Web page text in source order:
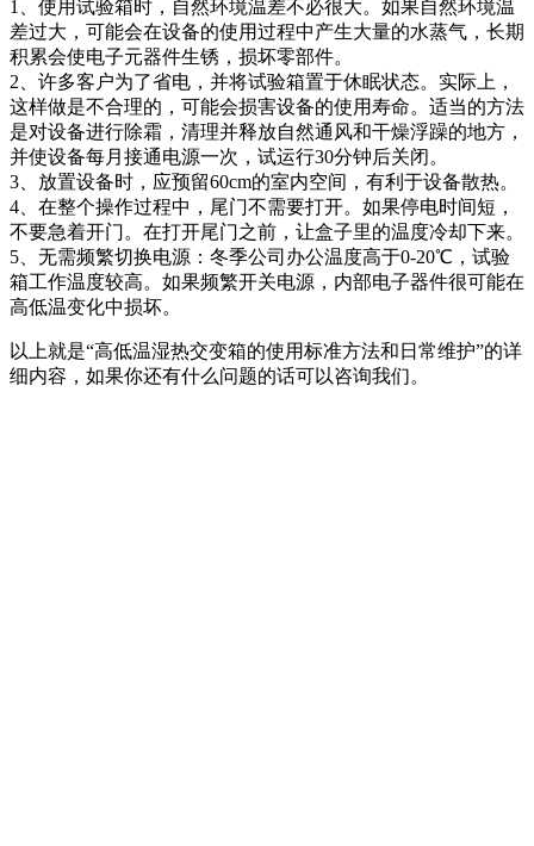
1、使用试验箱时，自然环境温差不必很大。如果自然环境温
差过大，可能会在设备的使用过程中产生大量的水蒸气，长期
积累会使电子元器件生锈，损坏零部件。
2、许多客户为了省电，并将试验箱置于休眠状态。实际上，
这样做是不合理的，可能会损害设备的使用寿命。适当的方法
是对设备进行除霜，清理并释放自然通风和干燥浮躁的地方，
并使设备每月接通电源一次，试运行30分钟后关闭。
3、放置设备时，应预留60cm的室内空间，有利于设备散热。
4、在整个操作过程中，尾门不需要打开。如果停电时间短，
不要急着开门。在打开尾门之前，让盒子里的温度冷却下来。
5、无需频繁切换电源：冬季公司办公温度高于0-20℃，试验
箱工作温度较高。如果频繁开关电源，内部电子器件很可能在
高低温变化中损坏。
以上就是“高低温湿热交变箱的使用标准方法和日常维护”的详
细内容，如果你还有什么问题的话可以咨询我们。